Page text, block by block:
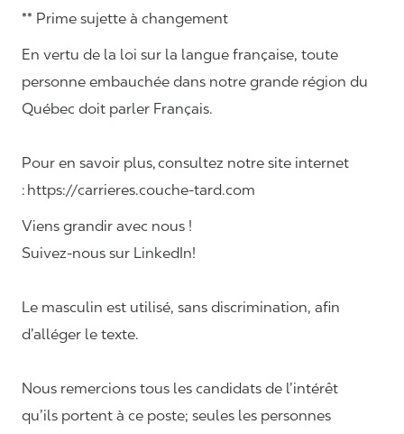
** Prime sujette à changement
En vertu de la loi sur la langue française, toute
personne embauchée dans notre grande région du
Québec doit parler Français.
Pour en savoir plus, consultez notre site internet
: https://carrieres.couche-tard.com
Viens grandir avec nous !
Suivez-nous sur LinkedIn!
Le masculin est utilisé, sans discrimination, afin
d’alléger le texte.
Nous remercions tous les candidats de l’intérêt
qu’ils portent à ce poste; seules les personnes